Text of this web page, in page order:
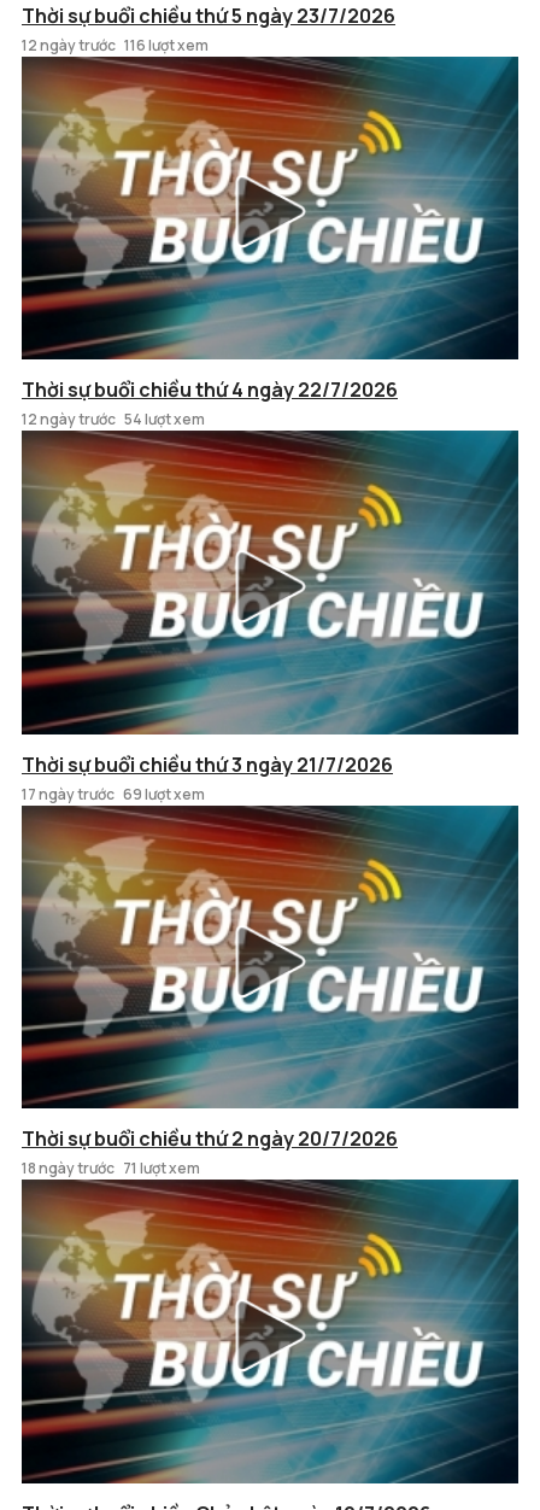
Thời sự buổi chiều thứ 5 ngày 23/7/2026
12 ngày trước 116 lượt xem
Thời sự buổi chiều thứ 4 ngày 22/7/2026
12 ngày trước 54 lượt xem
Thời sự buổi chiều thứ 3 ngày 21/7/2026
17 ngày trước 69 lượt xem
Thời sự buổi chiều thứ 2 ngày 20/7/2026
18 ngày trước 71 lượt xem